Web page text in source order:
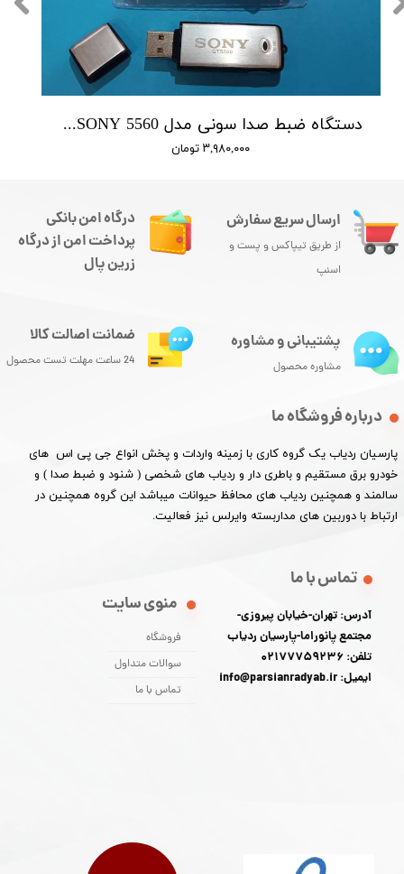
دستگاه ضبط صدا سونی مدل SONY 5560 - حافظه 16 گیگابایت
۳,۹۸۰,۰۰۰ تومان
ارسال سریع سفارش
از طریق تیپاکس و پست و
اسنپ
درباره فروشگاه ما
پارسیان ردیاب یک گروه کاری با زمینه واردات و پخش انواع جی پی اس های
خودرو برق مستقیم و باطری دار و ردیاب های شخصی ( شنود و ضبط صدا ) و
سالمند و همچنین ردیاب های محافظ حیوانات میباشد این گروه همچنین در
ارتباط با دوربین های مداربسته وایرلس نیز فعالیت.​​​​​​​
منوی سایت
فروشگاه
سوالات متداول
تماس با ما
تماس با ما
آدرس: تهران-خیابان پیروزی-
مجتمع پانوراما-پارسیان ردیاب
تلفن: 02177759236
ایمیل: info@parsianradyab.ir
درگاه امن بانکی
پرداخت امن از درگاه
زرین پال
پشتیبانی و مشاوره
مشاوره محصول
ضمانت اصالت کالا
24 ساعت مهلت تست محصول